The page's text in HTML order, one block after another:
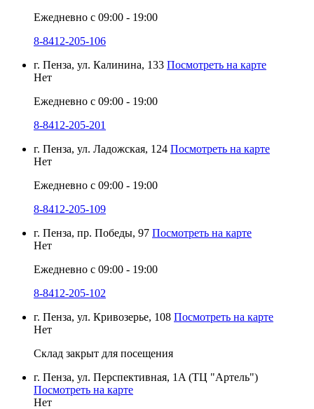
Ежедневно с 09:00 - 19:00
8-8412-205-106
г. Пенза, ул. Калинина, 133 Посмотреть на карте
Нет
Ежедневно с 09:00 - 19:00
8-8412-205-201
г. Пенза, ул. Ладожская, 124 Посмотреть на карте
Нет
Ежедневно с 09:00 - 19:00
8-8412-205-109
г. Пенза, пр. Победы, 97 Посмотреть на карте
Нет
Ежедневно с 09:00 - 19:00
8-8412-205-102
г. Пенза, ул. Кривозерье, 108 Посмотреть на карте
Нет
Склад закрыт для посещения
г. Пенза, ул. Перспективная, 1A (ТЦ "Артель")
Посмотреть на карте
Нет